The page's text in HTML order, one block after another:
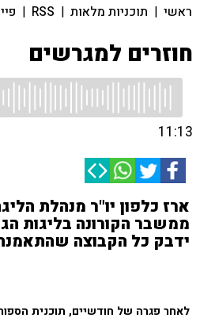
ראשי | תוכניות מלאות |
RSS
|
חוזרים למגרשים
11:13
ארז כלפון יו"ר מנהלת
ממשבר הקורונה בליגות
ידבק כל הקבוצה
לאחר פגרה של חודשיים, תוכנית